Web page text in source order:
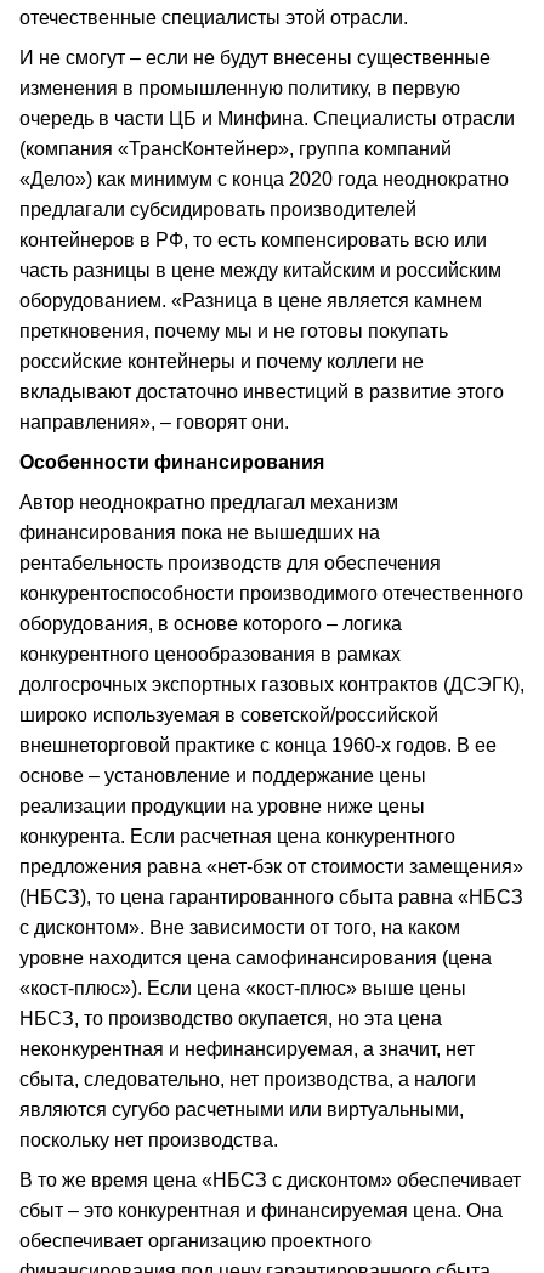
отечественные специалисты этой отрасли.
И не смогут – если не будут внесены существенные
изменения в промышленную политику, в первую
очередь в части ЦБ и Минфина. Специалисты отрасли
(компания «ТрансКонтейнер», группа компаний
«Дело») как минимум с конца 2020 года неоднократно
предлагали субсидировать производителей
контейнеров в РФ, то есть компенсировать всю или
часть разницы в цене между китайским и российским
оборудованием. «Разница в цене является камнем
преткновения, почему мы и не готовы покупать
российские контейнеры и почему коллеги не
вкладывают достаточно инвестиций в развитие этого
направления», – говорят они.
Особенности финансирования
Автор неоднократно предлагал механизм
финансирования пока не вышедших на
рентабельность производств для обеспечения
конкурентоспособности производимого отечественного
оборудования, в основе которого – логика
конкурентного ценообразования в рамках
долгосрочных экспортных газовых контрактов (ДСЭГК),
широко используемая в советской/российской
внешнеторговой практике с конца 1960-х годов. В ее
основе – установление и поддержание цены
реализации продукции на уровне ниже цены
конкурента. Если расчетная цена конкурентного
предложения равна «нет-бэк от стоимости замещения»
(НБСЗ), то цена гарантированного сбыта равна «НБСЗ
с дисконтом». Вне зависимости от того, на каком
уровне находится цена самофинансирования (цена
«кост-плюс»). Если цена «кост-плюс» выше цены
НБСЗ, то производство окупается, но эта цена
неконкурентная и нефинансируемая, а значит, нет
сбыта, следовательно, нет производства, а налоги
являются сугубо расчетными или виртуальными,
поскольку нет производства.
В то же время цена «НБСЗ с дисконтом» обеспечивает
сбыт – это конкурентная и финансируемая цена. Она
обеспечивает организацию проектного